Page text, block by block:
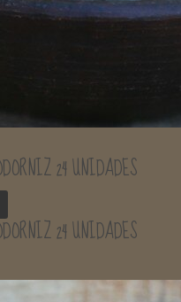
24 UNIDADES
24 UNIDADES